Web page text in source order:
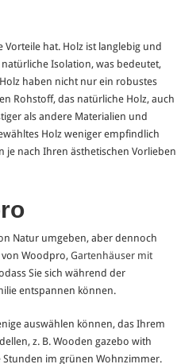
hat. Holz ist langlebig und
Isolation, was bedeutet,
haben nicht nur ein robustes
Rohstoff, das natürliche Holz, auch
als andere Materialien und
Holz weniger empfindlich
je nach Ihren ästhetischen Vorlieben
Natur umgeben, aber dennoch
von Woodpro, Gartenhäuser mit
Sie sich während der
entspannen können.
auswählen können, das Ihrem
z. B. Wooden gazebo with
Stunden im grünen Wohnzimmer.